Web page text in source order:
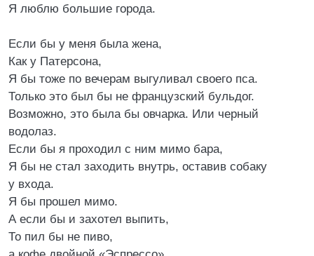
Я люблю большие города.
Если бы у меня была жена,
Как у Патерсона,
Я бы тоже по вечерам выгуливал своего пса.
Только это был бы не французский бульдог.
Возможно, это была бы овчарка. Или черный
водолаз.
Если бы я проходил с ним мимо бара,
Я бы не стал заходить внутрь, оставив собаку
у входа.
Я бы прошел мимо.
А если бы и захотел выпить,
То пил бы не пиво,